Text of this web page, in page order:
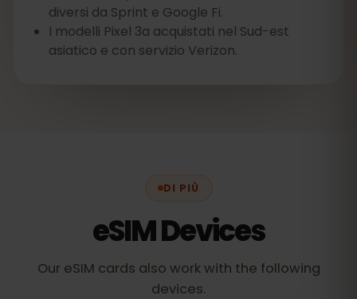
diversi da Sprint e Google Fi.
I modelli Pixel 3a acquistati nel Sud-est
asiatico e con servizio Verizon.
DI PIÙ
eSIM Devices
Our eSIM cards also work with the following
devices.